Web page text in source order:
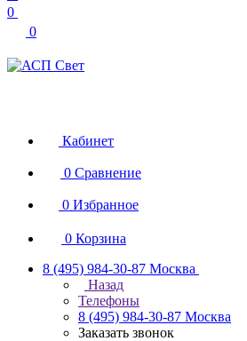
0
0
Кабинет
0 Сравнение
0 Избранное
0 Корзина
8 (495) 984-30-87 Москва
Назад
Телефоны
8 (495) 984-30-87 Москва
Заказать звонок